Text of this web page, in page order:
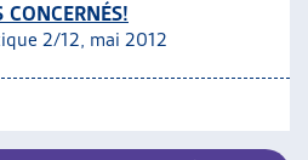
2/12, mai 2012